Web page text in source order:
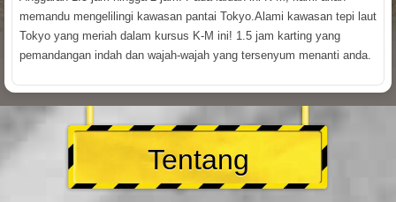
memandu mengelilingi kawasan pantai Tokyo.Alami kawasan tepi laut
Tokyo yang meriah dalam kursus K-M ini! 1.5 jam karting yang
pemandangan indah dan wajah-wajah yang tersenyum menanti anda.
Tentang